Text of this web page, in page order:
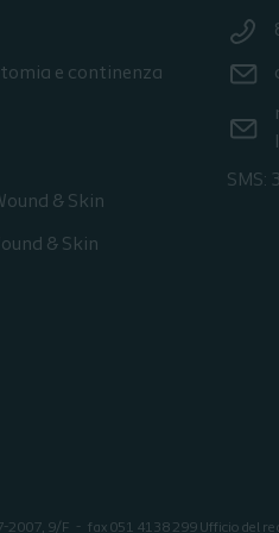
e continenza
& Skin
& Skin
SMS:
2007, 9/F fax 051 4138 299 Ufficio del